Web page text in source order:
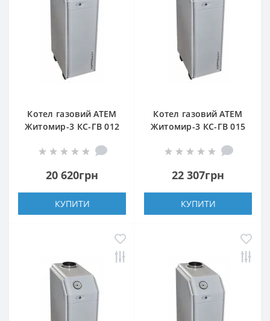
Котел газовий АТЕМ
Житомир-3 КС-ГВ 012
20 620грн
КУПИТИ
Котел газовий АТЕМ
Житомир-3 КС-ГВ 015
22 307грн
КУПИТИ